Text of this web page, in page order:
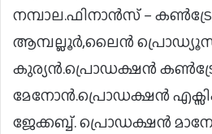
നമ്പാല.ഫിനാൻസ് –
ആമ്പല്ലൂർ,ലൈൻ
കുര്യൻ.പ്രൊഡക്ഷൻ
മേനോൻ.പ്രൊഡക്ഷൻ
ജേക്കബ്ബ്. പ്രൊഡക്ഷൻ